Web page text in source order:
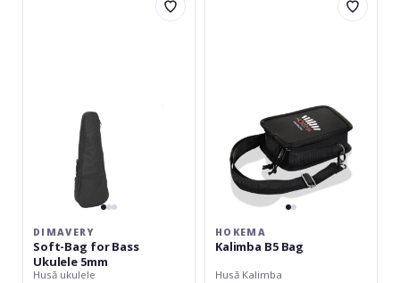
DIMAVERY
Soft-Bag for Bass
Ukulele 5mm
Husă ukulele
HOKEMA
Kalimba B5 Bag
Husă Kalimba